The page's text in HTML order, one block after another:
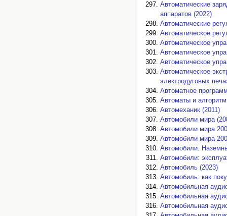
Автоматические
аппаратов (2022)
Автоматические
Автоматическое
Автоматическое
Автоматическое
Автоматическое
Автоматическое
электродуговых
Автоматное
Автоматы и
Автомеханик (2011)
Автомобили мира
Автомобили мира
Автомобили мира
Автомобили.
Автомобили:
Автомобиль (2023)
Автомобиль: как
Автомобильная
Автомобильная
Автомобильная